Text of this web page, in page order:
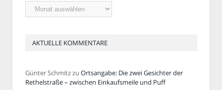
Ältere
Artikel
AKTUELLE KOMMENTARE
Günter Schmitzzu Ortsangabe: Die zwei Gesichter der
Rethelstraße – zwischen Einkaufsmeile und Puff